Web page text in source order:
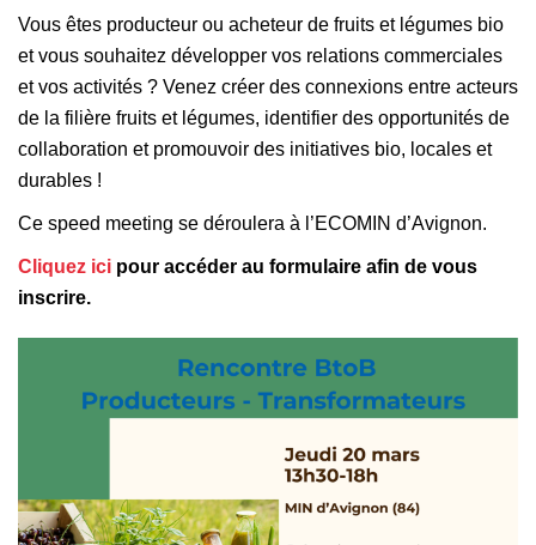
Vous êtes producteur ou acheteur de fruits et légumes bio
et vous souhaitez développer vos relations commerciales
et vos activités ? Venez créer des connexions entre acteurs
de la filière fruits et légumes, identifier des opportunités de
collaboration et promouvoir des initiatives bio, locales et
durables !
Ce speed meeting se déroulera à l’ECOMIN d’Avignon.
Cliquez ici pour accéder au formulaire afin de vous
inscrire.